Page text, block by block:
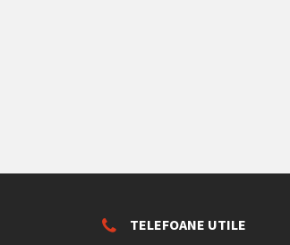
TELEFOANE UTILE